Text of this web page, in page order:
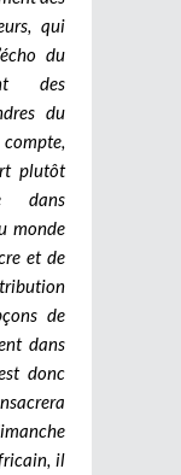
qui
du
des
du
plutôt
dans
monde
et de
de
dans
donc
il